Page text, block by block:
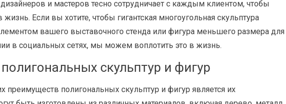
и мастеров тесно сотрудничает с каждым клиентом, чтобы
Если вы хотите, чтобы гигантская многоугольная скульптура
вашего выставочного стенда или фигура меньшего размера для
в социальных сетях, мы можем воплотить это в жизнь.
скульптур и фигур
полигональных скульптур и фигур является их